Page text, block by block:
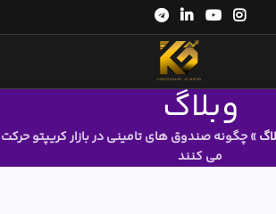
وبلاگ
»چگونه صندوق های تامینی در بازار کریپتو حرکت
می کنند